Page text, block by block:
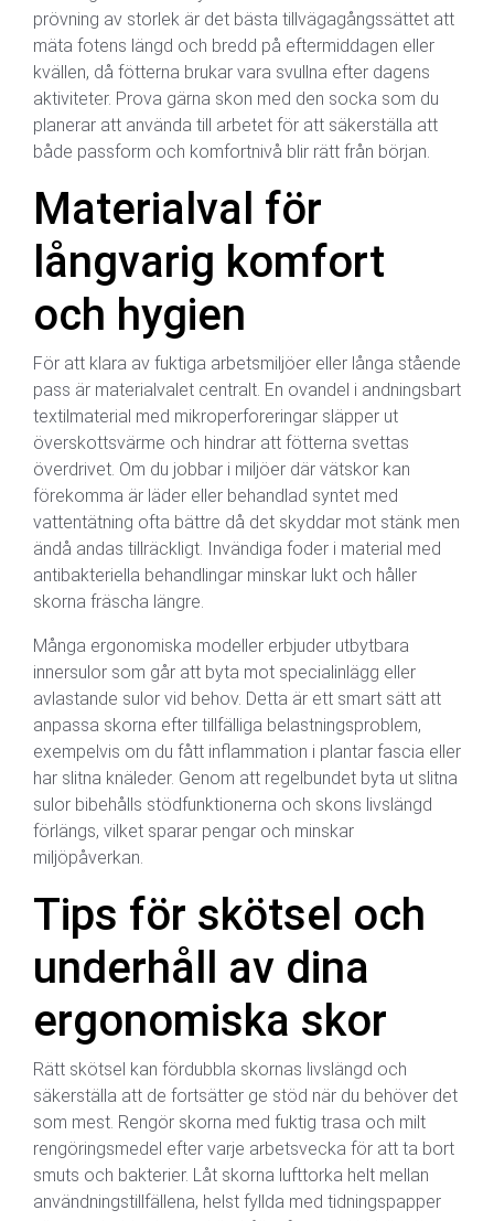
prövning av storlek är det bästa tillvägagångssättet att
mäta fotens längd och bredd på eftermiddagen eller
kvällen, då fötterna brukar vara svullna efter dagens
aktiviteter. Prova gärna skon med den socka som du
planerar att använda till arbetet för att säkerställa att
både passform och komfortnivå blir rätt från början.
Materialval för
långvarig komfort
och hygien
För att klara av fuktiga arbetsmiljöer eller långa stående
pass är materialvalet centralt. En ovandel i andningsbart
textilmaterial med mikroperforeringar släpper ut
överskottsvärme och hindrar att fötterna svettas
överdrivet. Om du jobbar i miljöer där vätskor kan
förekomma är läder eller behandlad syntet med
vattentätning ofta bättre då det skyddar mot stänk men
ändå andas tillräckligt. Invändiga foder i material med
antibakteriella behandlingar minskar lukt och håller
skorna fräscha längre.
Många ergonomiska modeller erbjuder utbytbara
innersulor som går att byta mot specialinlägg eller
avlastande sulor vid behov. Detta är ett smart sätt att
anpassa skorna efter tillfälliga belastningsproblem,
exempelvis om du fått inflammation i plantar fascia eller
har slitna knäleder. Genom att regelbundet byta ut slitna
sulor bibehålls stödfunktionerna och skons livslängd
förlängs, vilket sparar pengar och minskar
miljöpåverkan.
Tips för skötsel och
underhåll av dina
ergonomiska skor
Rätt skötsel kan fördubbla skornas livslängd och
säkerställa att de fortsätter ge stöd när du behöver det
som mest. Rengör skorna med fuktig trasa och milt
rengöringsmedel efter varje arbetsvecka för att ta bort
smuts och bakterier. Låt skorna lufttorka helt mellan
användningstillfällena, helst fyllda med tidningspapper